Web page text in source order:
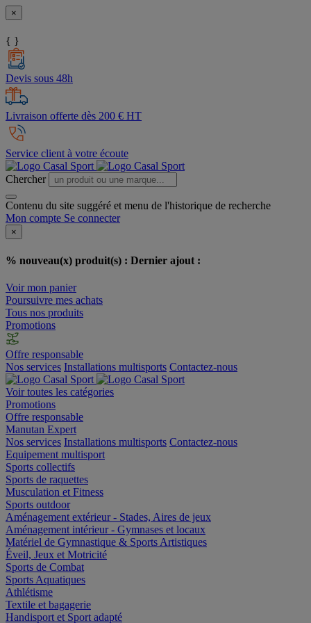
×
{ }
Devis sous 48h
Livraison offerte dès 200 € HT
Service client à votre écoute
Chercher
Contenu du site suggéré et menu de l'historique de recherche
Mon compte Se connecter
×
% nouveau(x) produit(s) : Dernier ajout :
Voir mon panier
Poursuivre mes achats
Tous nos produits
Promotions
Offre responsable
Nos services Installations multisports Contactez-nous
Voir toutes les catégories
Promotions
Offre responsable
Manutan Expert
Nos services Installations multisports Contactez-nous
Equipement multisport
Sports collectifs
Sports de raquettes
Musculation et Fitness
Sports outdoor
Aménagement extérieur - Stades, Aires de jeux
Aménagement intérieur - Gymnases et locaux
Matériel de Gymnastique & Sports Artistiques
Éveil, Jeux et Motricité
Sports de Combat
Sports Aquatiques
Athlétisme
Textile et bagagerie
Handisport et Sport adapté